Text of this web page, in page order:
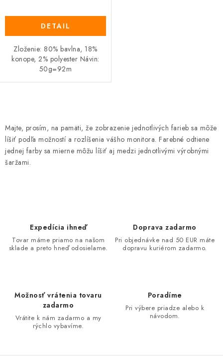
DETAIL
Zloženie: 80% bavlna, 18%
konope, 2% polyester Návin:
50g=92m
v
l
á
d
v
Majte, prosím, na pamäti, že zobrazenie jednotlivých farieb sa môže
líšiť podľa možností a rozlíšenia vášho monitora. Farebné odtiene
jednej farby sa mierne môžu líšiť aj medzi jednotlivými výrobnými
šaržami.
Expedícia ihneď
Tovar máme priamo na našom
sklade a preto hneď odosielame.
Doprava zadarmo
Pri objednávke nad 50 EUR máte
dopravu kuriérom zadarmo.
Možnosť vrátenia tovaru
zadarmo
Vrátite k nám zadarmo a my
rýchlo vybavíme.
Poradíme
Pri výbere priadze alebo k
návodom.